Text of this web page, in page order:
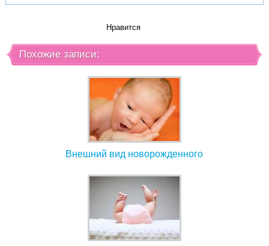
Нравится
Похожие записи:
Внешний вид новорожденного